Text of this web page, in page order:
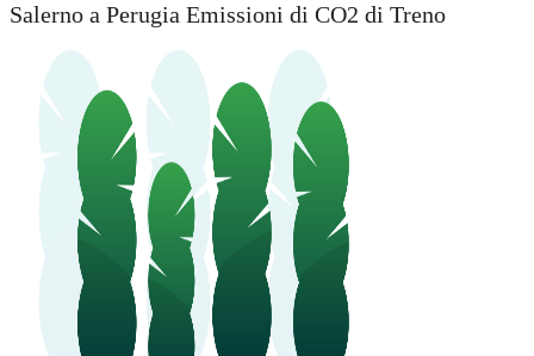
Salerno a Perugia Emissioni di CO2 di Treno